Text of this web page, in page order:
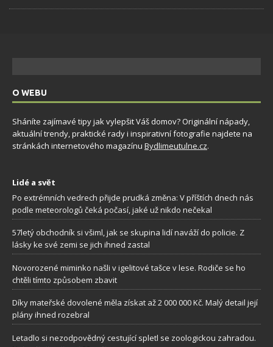
O WEBU
Sháníte zajímavé tipy jak vylepšit Váš domov? Originální nápady,
aktuální trendy, praktické rady i inspirativní fotografie najdete na
stránkách internetového magazínu Bydlimeutulne.cz.
Lidé a svět
Po extrémních vedrech přijde prudká změna: V příštích dnech nás
podle meteorologů čeká počasí, jaké už nikdo nečekal
57letý obchodník si všiml, jak se skupina lidí naváží do policie. Z
lásky ke své zemi se jich ihned zastal
Novorozené miminko našli v igelitové tašce v lese. Rodiče se ho
chtěli tímto způsobem zbavit
Díky mateřské dovolené měla získat až 2 000 000 Kč. Malý detail její
plány ihned rozebral
Letadlo si nezodpovědný cestující spletl se zoologickou zahradou.